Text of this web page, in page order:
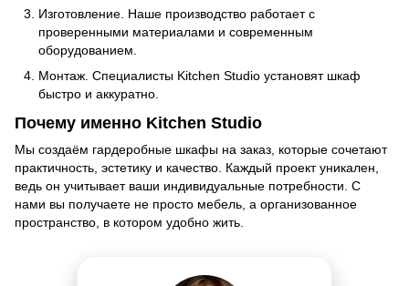
Изготовление. Наше производство работает с
проверенными материалами и современным
оборудованием.
Монтаж. Специалисты Kitchen Studio установят шкаф
быстро и аккуратно.
Почему именно Kitchen Studio
Мы создаём гардеробные шкафы на заказ, которые сочетают
практичность, эстетику и качество. Каждый проект уникален,
ведь он учитывает ваши индивидуальные потребности. С
нами вы получаете не просто мебель, а организованное
пространство, в котором удобно жить.